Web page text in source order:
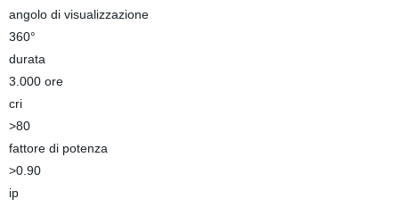
angolo di visualizzazione
360°
durata
3.000 ore
cri
>80
fattore di potenza
>0.90
ip